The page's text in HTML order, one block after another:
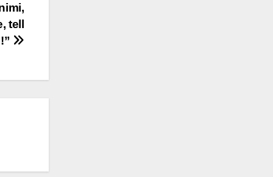
tell